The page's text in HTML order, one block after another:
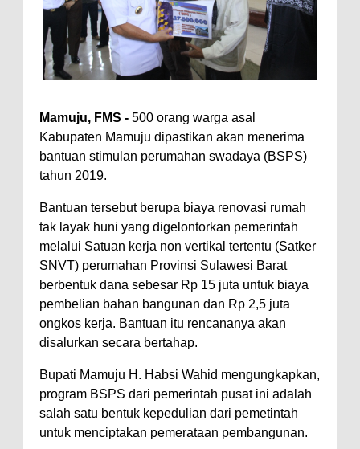
Mamuju, FMS - 500 orang warga asal
Kabupaten Mamuju dipastikan akan menerima
bantuan stimulan perumahan swadaya (BSPS)
tahun 2019.
Bantuan tersebut berupa biaya renovasi rumah
tak layak huni yang digelontorkan pemerintah
melalui Satuan kerja non vertikal tertentu (Satker
SNVT) perumahan Provinsi Sulawesi Barat
berbentuk dana sebesar Rp 15 juta untuk biaya
pembelian bahan bangunan dan Rp 2,5 juta
ongkos kerja. Bantuan itu rencananya akan
disalurkan secara bertahap.
Bupati Mamuju H. Habsi Wahid mengungkapkan,
program BSPS dari pemerintah pusat ini adalah
salah satu bentuk kepedulian dari pemetintah
untuk menciptakan pemerataan pembangunan.